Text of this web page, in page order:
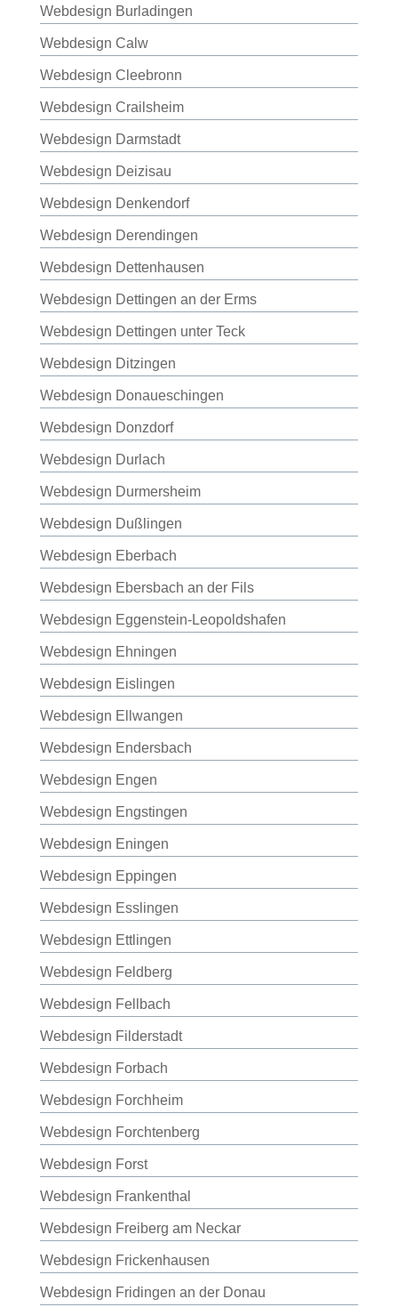
Webdesign Burladingen
Webdesign Calw
Webdesign Cleebronn
Webdesign Crailsheim
Webdesign Darmstadt
Webdesign Deizisau
Webdesign Denkendorf
Webdesign Derendingen
Webdesign Dettenhausen
Webdesign Dettingen an der Erms
Webdesign Dettingen unter Teck
Webdesign Ditzingen
Webdesign Donaueschingen
Webdesign Donzdorf
Webdesign Durlach
Webdesign Durmersheim
Webdesign Dußlingen
Webdesign Eberbach
Webdesign Ebersbach an der Fils
Webdesign Eggenstein-Leopoldshafen
Webdesign Ehningen
Webdesign Eislingen
Webdesign Ellwangen
Webdesign Endersbach
Webdesign Engen
Webdesign Engstingen
Webdesign Eningen
Webdesign Eppingen
Webdesign Esslingen
Webdesign Ettlingen
Webdesign Feldberg
Webdesign Fellbach
Webdesign Filderstadt
Webdesign Forbach
Webdesign Forchheim
Webdesign Forchtenberg
Webdesign Forst
Webdesign Frankenthal
Webdesign Freiberg am Neckar
Webdesign Frickenhausen
Webdesign Fridingen an der Donau